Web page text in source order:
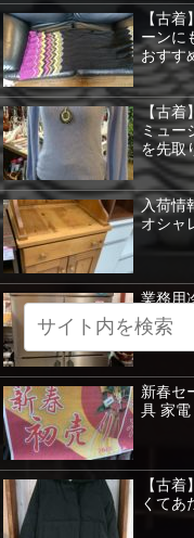
【古
ーンに
おすす
【古着
ミュー
を先取
入荷情
オシャ
業務用
紹介 暖
新春セ
具 家電
【古
くてあ